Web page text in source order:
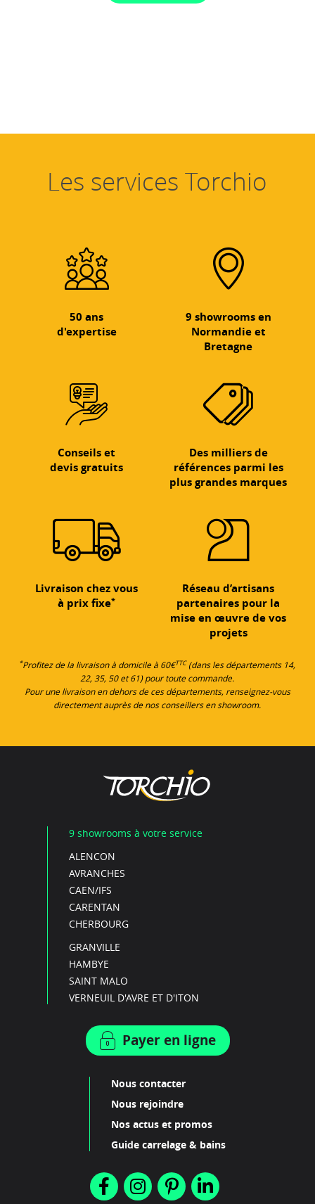
Les services Torchio
50 ans
d'expertise
9 showrooms en
Normandie et
Bretagne
Conseils et
devis gratuits
Des milliers de
références parmi les
plus grandes marques
Livraison chez vous
à prix fixe*
Réseau d’artisans
partenaires pour la
mise en œuvre de vos
projets
*Profitez de la livraison à domicile à 60€TTC(dans les départements 14,
22, 35, 50 et 61) pour toute commande.
Pour une livraison en dehors de ces départements, renseignez-vous
directement auprès de nos conseillers en showroom.
9 showrooms à votre service
ALENCON
AVRANCHES
CAEN/IFS
CARENTAN
CHERBOURG
GRANVILLE
HAMBYE
SAINT MALO
VERNEUIL D'AVRE ET D'ITON
Payer en ligne
Nous contacter
Nous rejoindre
Nos actus et promos
Guide carrelage & bains